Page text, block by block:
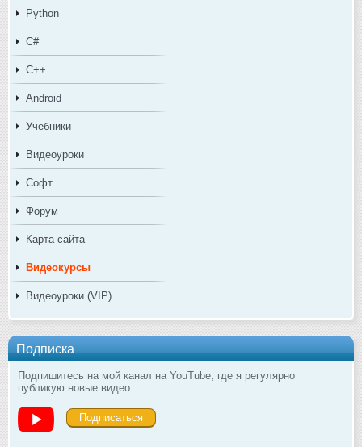
Python
C#
C++
Android
Учебники
Видеоуроки
Софт
Форум
Карта сайта
Видеокурсы
Видеоуроки (VIP)
Подписка
Подпишитесь на мой канал на YouTube, где я регулярно
публикую новые видео.
Подписаться